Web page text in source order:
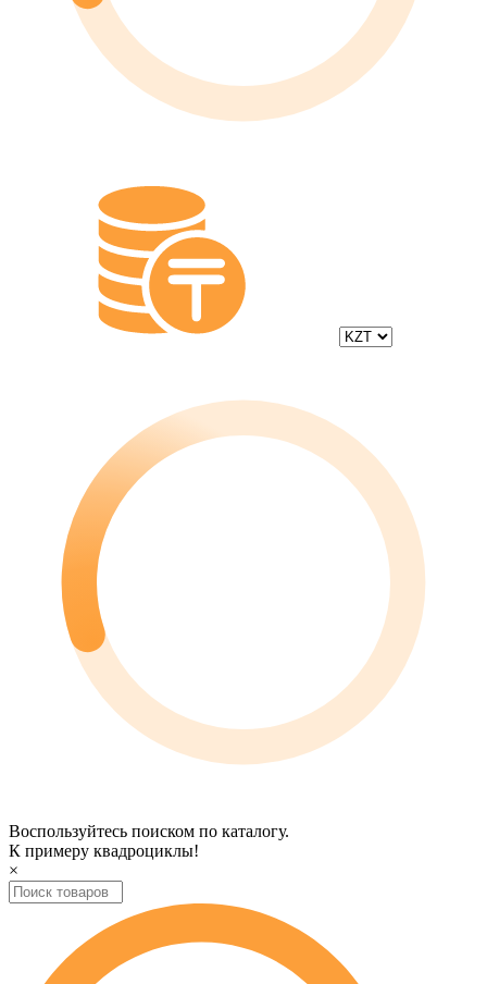
Воспользуйтесь поиском по каталогу.
К примеру квадроциклы!
×